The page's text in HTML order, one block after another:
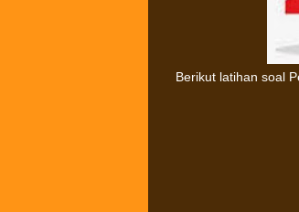
Berikut latihan soal